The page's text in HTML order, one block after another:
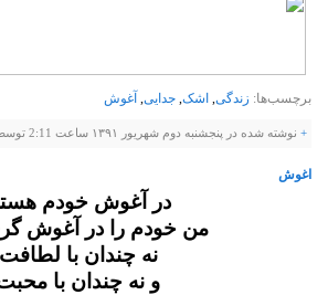
برچسب‌ها: زندگی, اشک, جدایی, آغوش
+ نوشته شده در پنجشنبه دوم شهریور ۱۳۹۱ ساعت 2:11 توسط ســـروش |
اغوش
در آغوش خودم
من خودم را در آغوش
نه چندان با لطافت
و نه چندان با